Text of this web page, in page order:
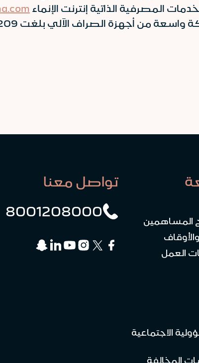
المصرفية الذاتية إنترنت الإنماء
المساهمين
العمل
الاجتماعية
المخالفة
تواصل معنا
8001208000